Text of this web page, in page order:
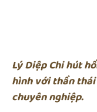
Lý Diệp Chi hút
hình với thần
chuyên nghiệp.